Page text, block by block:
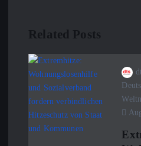
g
s
n
a
Related Posts